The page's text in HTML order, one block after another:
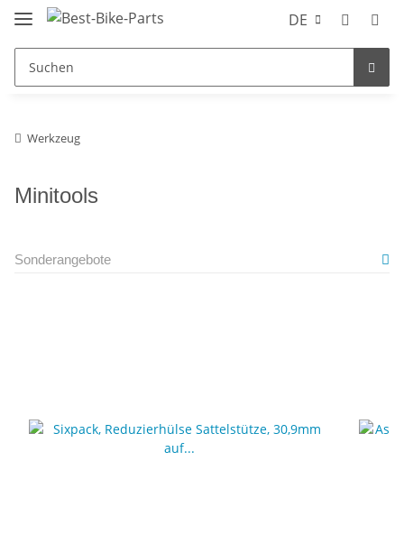
DE
Werkzeug
Minitools
Sonderangebote